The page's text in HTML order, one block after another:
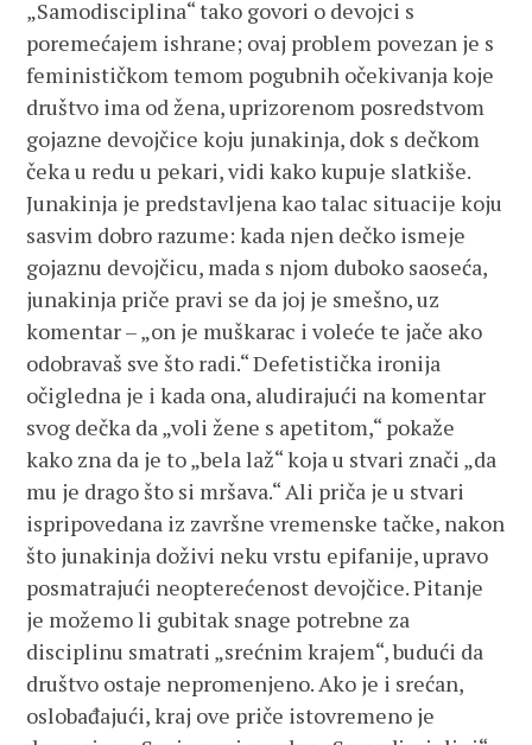
„Samodisciplina“ tako govori o devojci s
poremećajem ishrane; ovaj problem povezan je s
feminističkom temom pogubnih očekivanja koje
društvo ima od žena, uprizorenom posredstvom
gojazne devojčice koju junakinja, dok s dečkom
čeka u redu u pekari, vidi kako kupuje slatkiše.
Junakinja je predstavljena kao talac situacije koju
sasvim dobro razume: kada njen dečko ismeje
gojaznu devojčicu, mada s njom duboko saoseća,
junakinja priče pravi se da joj je smešno, uz
komentar – „on je muškarac i voleće te jače ako
odobravaš sve što radi.“ Defetistička ironija
očigledna je i kada ona, aludirajući na komentar
svog dečka da „voli žene s apetitom,“ pokaže
kako zna da je to „bela laž“ koja u stvari znači „da
mu je drago što si mršava.“ Ali priča je u stvari
ispripovedana iz završne vremenske tačke, nakon
što junakinja doživi neku vrstu epifanije, upravo
posmatrajući neopterećenost devojčice. Pitanje
je možemo li gubitak snage potrebne za
disciplinu smatrati „srećnim krajem“, budući da
društvo ostaje nepromenjeno. Ako je i srećan,
oslobađajući, kraj ove priče istovremeno je